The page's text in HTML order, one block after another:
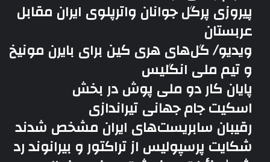
پیروزی پرگل جوانان واترپلوی ایران مقابل
عربستان
ویدیو/ گل‌های هری‌ کین برای بایرن مونیخ
و تیم ملی انگلیس
پایان کار دو ملی پوش در بخش
اسکیت جام جهانی تیراندازی
رقیبان سابریست‌های ایران مشخص شدند
شکایت پرسپولیس از تراکتور و بیرانوند رد